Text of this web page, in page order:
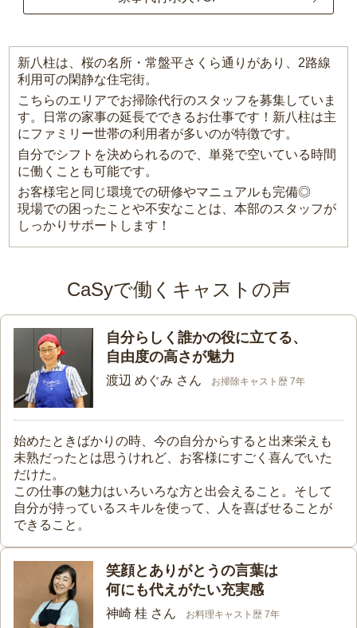
新八柱は、桜の名所・常盤平さくら通りがあり、2路線
利用可の閑静な住宅街。
こちらのエリアでお掃除代行のスタッフを募集していま
す。日常の家事の延長でできるお仕事です！新八柱は主
にファミリー世帯の利用者が多いのが特徴です。
自分でシフトを決められるので、単発で空いている時間
に働くことも可能です。
お客様宅と同じ環境での研修やマニュアルも完備◎
現場での困ったことや不安なことは、本部のスタッフが
しっかりサポートします！
CaSyで働くキャストの声
自分らしく誰かの役に立てる、
自由度の高さが魅力
渡辺 めぐみ さん お掃除キャスト歴 7年
始めたときばかりの時、今の自分からすると出来栄えも
未熟だったとは思うけれど、お客様にすごく喜んでいた
だけた。
この仕事の魅力はいろいろな方と出会えること。そして
自分が持っているスキルを使って、人を喜ばせることが
できること。
笑顔とありがとうの言葉は
何にも代えがたい充実感
神崎 桂 さん お料理キャスト歴 7年